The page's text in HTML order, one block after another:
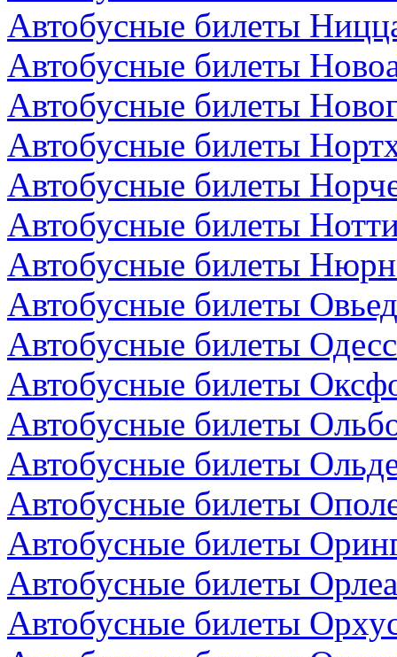
Автобусные билеты
Автобусные билеты
Автобусные билеты
Автобусные билеты
Автобусные билеты
Автобусные билеты
Автобусные билеты
Автобусные билеты
Автобусные билеты
Автобусные билеты
Автобусные билеты
Автобусные билеты
Автобусные билеты
Автобусные билеты
Автобусные билеты
Автобусные билеты